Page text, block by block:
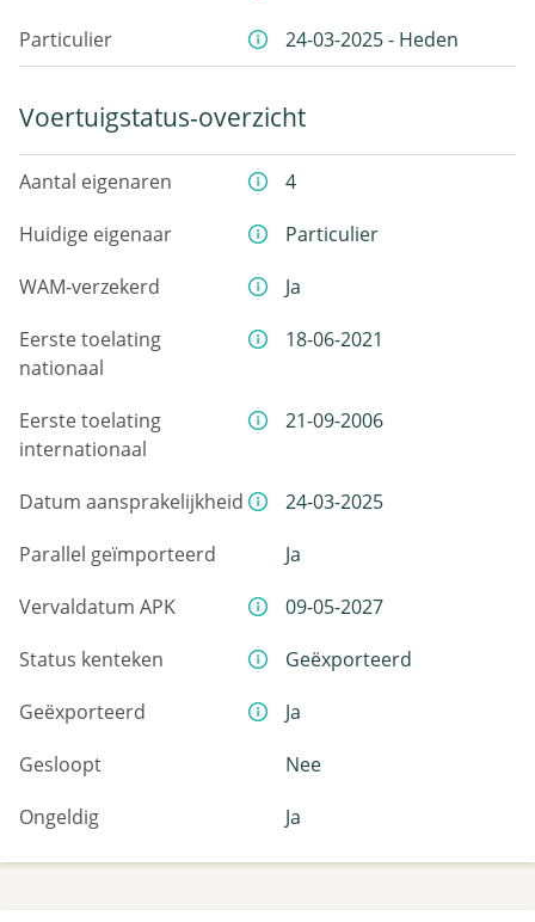
Particulier
24-03-2025 - Heden
Voertuigstatus-overzicht
Aantal eigenaren
4
Huidige eigenaar
Particulier
WAM-verzekerd
Ja
Eerste toelating
nationaal
18-06-2021
Eerste toelating
internationaal
21-09-2006
Datum aansprakelijkheid
24-03-2025
Parallel geïmporteerd
Ja
Vervaldatum APK
09-05-2027
Status kenteken
Geëxporteerd
Geëxporteerd
Ja
Gesloopt
Nee
Ongeldig
Ja